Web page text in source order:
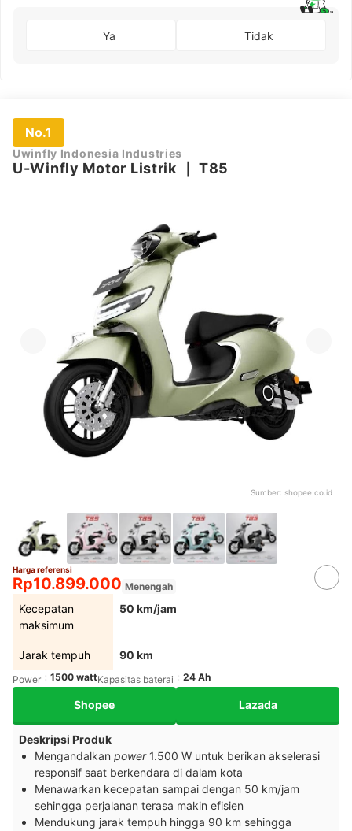
Ya Tidak
No.1
Uwinfly Indonesia Industries
U-Winfly Motor Listrik ｜T85
Sumber: shopee.co.id
Harga referensi
Rp10.899.000 Menengah
Kecepatan
maksimum
50 km/jam
Jarak tempuh 90 km
Power 1500 wattKapasitas baterai 24 Ah
Shopee Lazada
Deskripsi Produk
Mengandalkan power 1.500 W untuk berikan akselerasi
responsif saat berkendara di dalam kota
Menawarkan kecepatan sampai dengan 50 km/jam
sehingga perjalanan terasa makin efisien
Mendukung jarak tempuh hingga 90 km sehingga